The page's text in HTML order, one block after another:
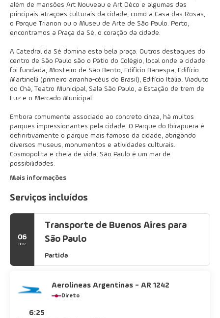
além de mansões Art Nouveau e Art Déco e algumas das
principais atrações culturais da cidade, como a Casa das Rosas,
o Parque Trianon ou o Museu de Arte de São Paulo. Perto,
encontramos a Praça da Sé, o coração da cidade.
A Catedral da Sé domina esta bela praça. Outros destaques do
centro de São Paulo são o Pátio do Colégio, local onde a cidade
foi fundada, Mosteiro de São Bento, Edifício Banespa, Edifício
Martinelli (primeiro arranha-céus do Brasil), Edifício Itália, Viaduto
do Chá, Teatro Municipal, Sala São Paulo, a Estação de trem de
Luz e o Mercado Municipal.
Embora comumente associado ao concreto cinza, há muitos
parques impressionantes pela cidade. O Parque do Ibirapuera é
definitivamente o parque mais famoso da cidade, abrigando
diversos museus, monumentos e atividades culturais.
Cosmopolita e cheia de vida, São Paulo é um mar de
possibilidades.
Mais informações
Serviços incluídos
06
nov.
Transporte de Buenos Aires para
São Paulo
Partida
Aerolineas Argentinas - AR 1242
Direto
6:25